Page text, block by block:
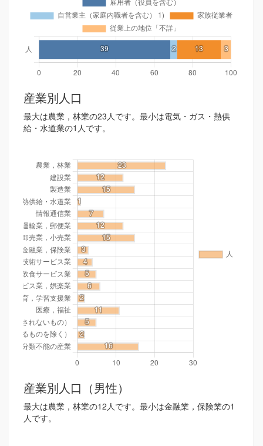
産業別人口
最大は農業，林業の23人です。最小は電気・ガス・熱供
給・水道業の1人です。
産業別人口（男性）
最大は農業，林業の12人です。最小は金融業，保険業の1
人です。